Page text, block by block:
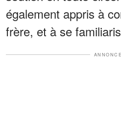
également appris à
frère, et à se